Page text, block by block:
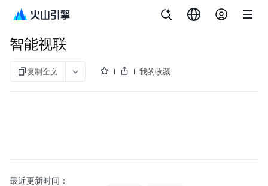
智能视联
智能视联
复制全文 我的收藏
最近更新时间：